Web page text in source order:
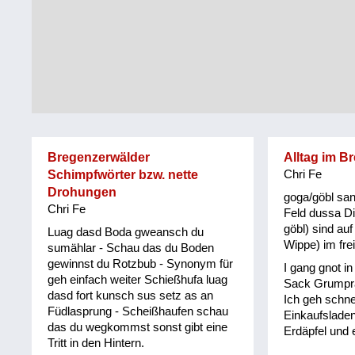
Bregenzerwälder
Schimpfwörter bzw. nette
Drohungen
Chri Fe
Luag dasd Boda gweansch du
sumählar - Schau das du Boden
gewinnst du Rotzbub - Synonym für
geh einfach weiter Schießhufa luag
dasd fort kunsch sus setz as an
Füdlasprung - Scheißhaufen schau
das du wegkommst sonst gibt eine
Tritt in den Hintern.
Alltag im
Chri Fe
goga/göbl
Feld dussa
göbl) sind
Wippe) im
I gang gnot
Sack
Ich geh
Erdäpfel und